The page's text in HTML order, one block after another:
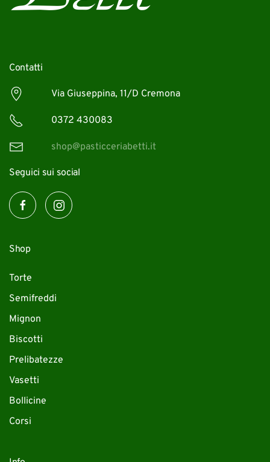
Contatti
Via Giuseppina, 11/D Cremona
0372 430083
shop@pasticceriabetti.it
Seguici sui social
Shop
Torte
Semifreddi
Mignon
Biscotti
Prelibatezze
Vasetti
Bollicine
Corsi